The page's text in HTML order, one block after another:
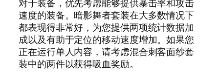
对于装备，优先考虑能够提供暴击率和攻击
速度的装备。暗影舞者套装在大多数情况下
都表现得非常好，为您提供两项统计数据加
成以及有助于定位的移动速度增加。如果您
正在运行单人内容，请考虑混合刺客面纱套
装中的两件以获得吸血奖励。